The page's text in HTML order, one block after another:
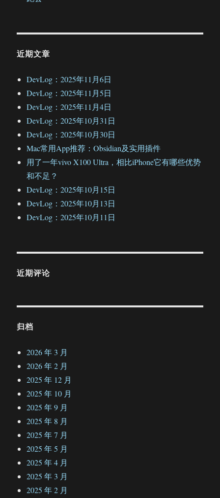
近期文章
DevLog：2025年11月6日
DevLog：2025年11月5日
DevLog：2025年11月4日
DevLog：2025年10月31日
DevLog：2025年10月30日
Mac常用App推荐：Obsidian及实用插件
用了一年vivo X100 Ultra，相比iPhone它有哪些优势
和不足？
DevLog：2025年10月15日
DevLog：2025年10月13日
DevLog：2025年10月11日
近期评论
归档
2026 年 3 月
2026 年 2 月
2025 年 12 月
2025 年 10 月
2025 年 9 月
2025 年 8 月
2025 年 7 月
2025 年 5 月
2025 年 4 月
2025 年 3 月
2025 年 2 月